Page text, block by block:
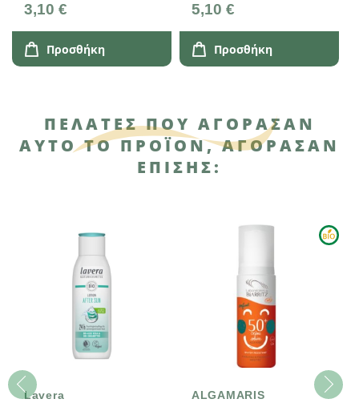
3,10 €
Προσθήκη
5,10 €
Προσθήκη
ΠΕΛΆΤΕΣ ΠΟΥ ΑΓΌΡΑΣΑΝ
ΑΥΤΌ ΤΟ ΠΡΟΪΌΝ, ΑΓΌΡΑΣΑΝ
ΕΠΊΣΗΣ:
Lavera ALGAMARIS